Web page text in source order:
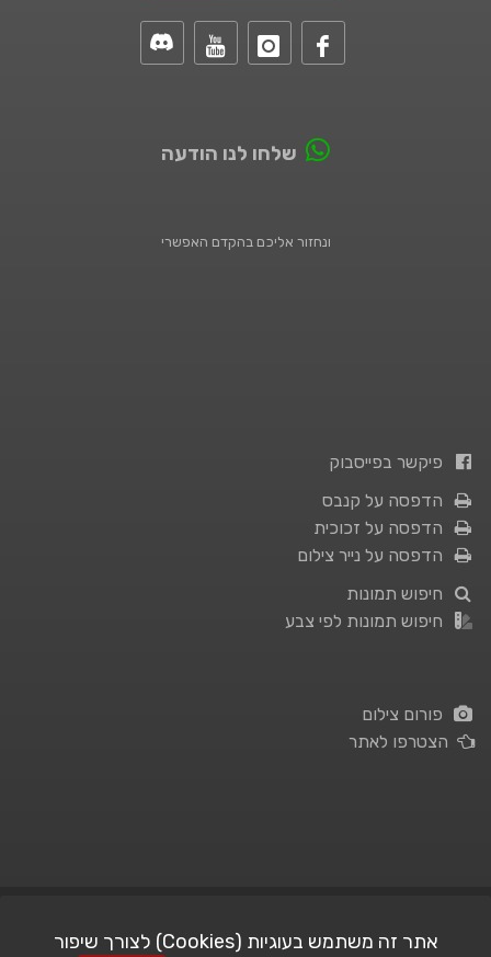
שלחו לנו הודעה
ונחזור אליכם בהקדם האפשרי
פיקשר בפייסבוק
הדפסה על קנבס
הדפסה על זכוכית
הדפסה על נייר צילום
חיפוש תמונות
חיפוש תמונות לפי צבע
פורום צילום
הצטרפו לאתר
אתר זה משתמש בעוגיות (Cookies) לצורך שיפור